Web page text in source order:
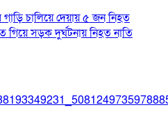
চালিয়ে দেয়ায় ৫ জন নিহত
গিয়ে সড়ক দুর্ঘটনায় নিহত নাতি